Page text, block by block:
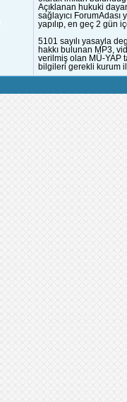
Açıklanan hukuki
sağlayıcı
yapılıp, en geç 2 gün
5101 sayılı yasayla
hakkı bulunan MP3,
verilmiş olan MÜ-YAP
bilgileri gerekli kurum